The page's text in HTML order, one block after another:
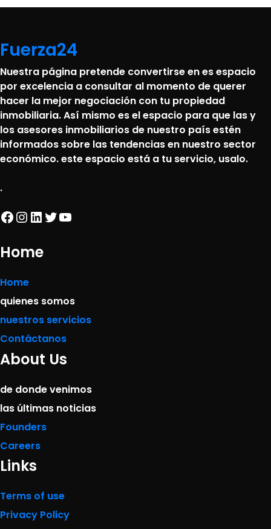
Fuerza24
Nuestra página pretende convertirse en es espacio
por excelencia a consultar al momento de querer
hacer la mejor negociación con tu propiedad
inmobiliaria. Así mismo es el espacio para que las y
los asesores inmobiliarios de nuestro país estén
informados sobre las tendencias en nuestro sector
económico. este espacio está a tu servicio, usalo.
.
Facebook InstagramLinkedIn Twitter YouTube
Home
Home
quienes somos
nuestros servicios
Contáctanos
About Us
de donde venimos
las últimas noticias
Founders
Careers
Links
Terms of use
Privacy Policy